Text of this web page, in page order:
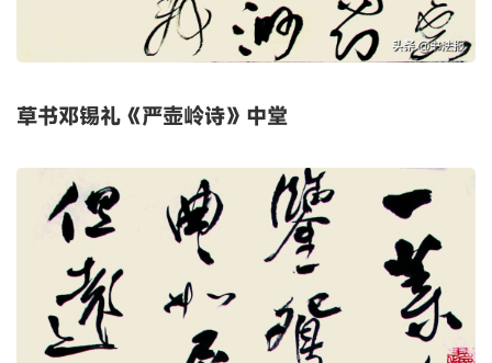
草书邓锡礼《严壶岭诗》中堂